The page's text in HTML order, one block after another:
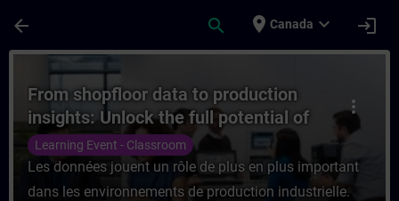
arrow_back search place Canada expand_more login
Cours - From shopfloor data to
more_vert
From shopfloor data to production
insights: Unlock the full potential of
OT–IT integration with Industrial Edge
Learning Event - Classroom
Les données jouent un rôle de plus en plus important
dans les environnements de production industrielle.